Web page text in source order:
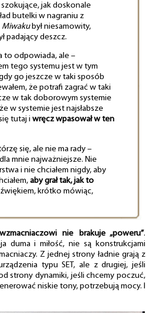
jak doskonale
butelki w nagraniu z
Miwakubył niesamowity,
padający deszcz.
to odpowiada, ale –
tego systemu jest w tym
go jeszcze w taki sposób
że potrafi zagrać w taki
w tak doborowym systemie
w systemie jest najsłabsze
tutaj i wręcz wpasował w ten
się, ale nie ma rady –
mnie najważniejsze. Nie
i nie chciałem nigdy, aby
aby grał tak, jak to
krótko mówiąc,
nie brakuje „poweru”.
duma i miłość, nie są konstrukcjami
Z jednej strony ładnie grają z
typu SET, ale z drugiej, jeśli
strony dynamiki, jeśli chcemy poczuć,
niskie tony, potrzebują mocy. I